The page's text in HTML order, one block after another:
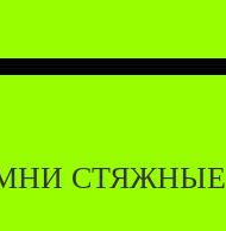
СТЯЖНЫЕ